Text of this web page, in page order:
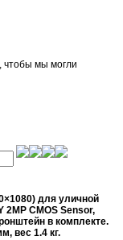
чтобы мы могли
для уличной
2MP CMOS Sensor,
в комплекте.
вес 1.4 кг.